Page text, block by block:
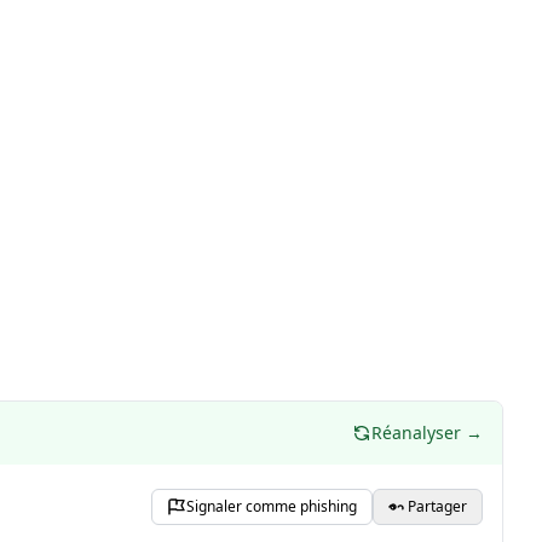
Réanalyser →
Signaler comme phishing Partager